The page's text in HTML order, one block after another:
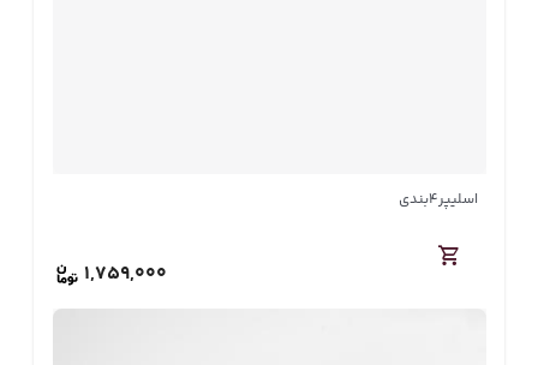
اسلیپر4بندی
1,759,000